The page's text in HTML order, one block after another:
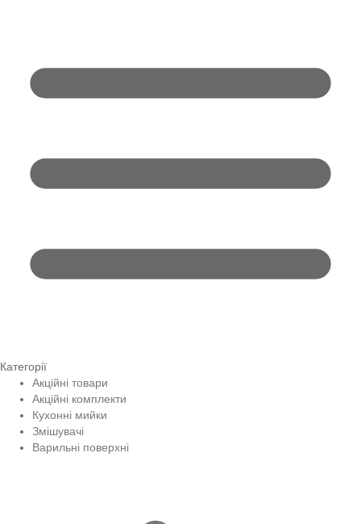
Категорії
Акційні товари
Акційні комплекти
Кухонні мийки
Змішувачі
Варильні поверхні